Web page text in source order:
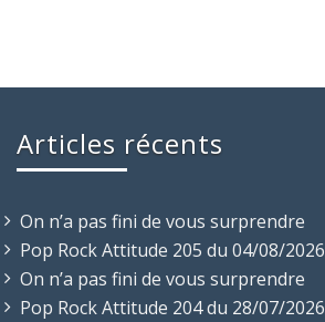
Articles récents
On n’a pas fini de vous surprendre
Pop Rock Attitude 205 du 04/08/2026
On n’a pas fini de vous surprendre
Pop Rock Attitude 204 du 28/07/2026